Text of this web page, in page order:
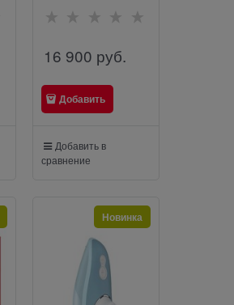
16 900 руб.
Добавить
Добавить в
сравнение
Новинка